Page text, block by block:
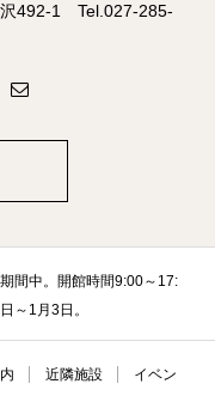
沢492-1 Tel.027-285-
間中。開館時間9:00～17:
～1月3日。
近隣施設
イベン